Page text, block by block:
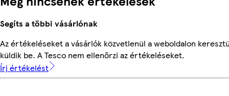
Segíts a többi vásárlónak
Az értékeléseket a vásárlók közvetlenül a weboldalon
küldik be. A Tesco nem ellenőrzi az értékeléseket.
Írj értékelést